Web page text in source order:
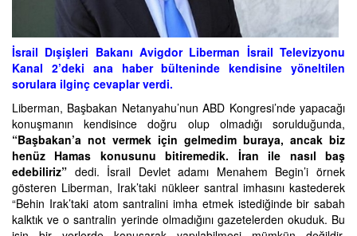
İsrail Dışişleri Bakanı Avigdor Liberman İsrail Televizyonu
Kanal 2’deki ana haber bülteninde kendisine yöneltilen
sorulara ilginç cevaplar verdi.
Liberman, Başbakan Netanyahu’nun ABD Kongresi’nde yapacağı
konuşmanın kendisince doğru olup olmadığı sorulduğunda,
“Başbakan’a not vermek için gelmedim buraya, ancak biz
henüz Hamas konusunu bitiremedik. İran ile nasıl baş
edebiliriz” dedi. İsrail Devlet adamı Menahem Begin’i örnek
gösteren Liberman, Irak’taki nükleer santral imhasını kastederek
“Behin Irak’taki atom santralini imha etmek istediğinde bir sabah
kalktık ve o santralin yerinde olmadığını gazetelerden okuduk. Bu